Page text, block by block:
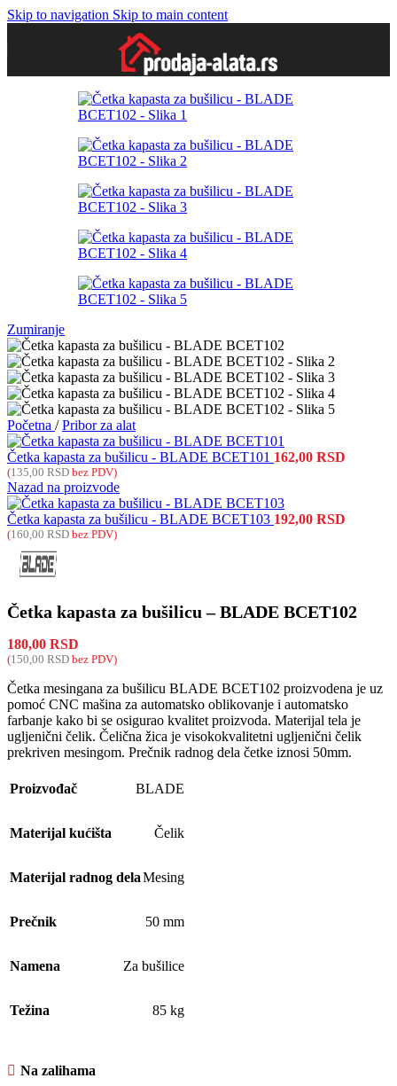
Skip to navigation Skip to main content
Zumiranje
Početna / Pribor za alat
Četka kapasta za bušilicu - BLADE BCET101 162,00 RSD
(135,00 RSD bez PDV)
Nazad na proizvode
Četka kapasta za bušilicu - BLADE BCET103 192,00 RSD
(160,00 RSD bez PDV)
Četka kapasta za bušilicu – BLADE BCET102
180,00 RSD
(150,00 RSD bez PDV)
Četka mesingana za bušilicu BLADE BCET102 proizvodena je uz
pomoć CNC mašina za automatsko oblikovanje i automatsko
farbanje kako bi se osigurao kvalitet proizvoda. Materijal tela je
ugljenični čelik. Čelična žica je visokokvalitetni ugljenični čelik
prekriven mesingom. Prečnik radnog dela četke iznosi 50mm.
Proizvođač BLADE
Materijal kućišta Čelik
Materijal radnog delaMesing
Prečnik 50 mm
Namena Za bušilice
Težina 85 kg
Na zalihama